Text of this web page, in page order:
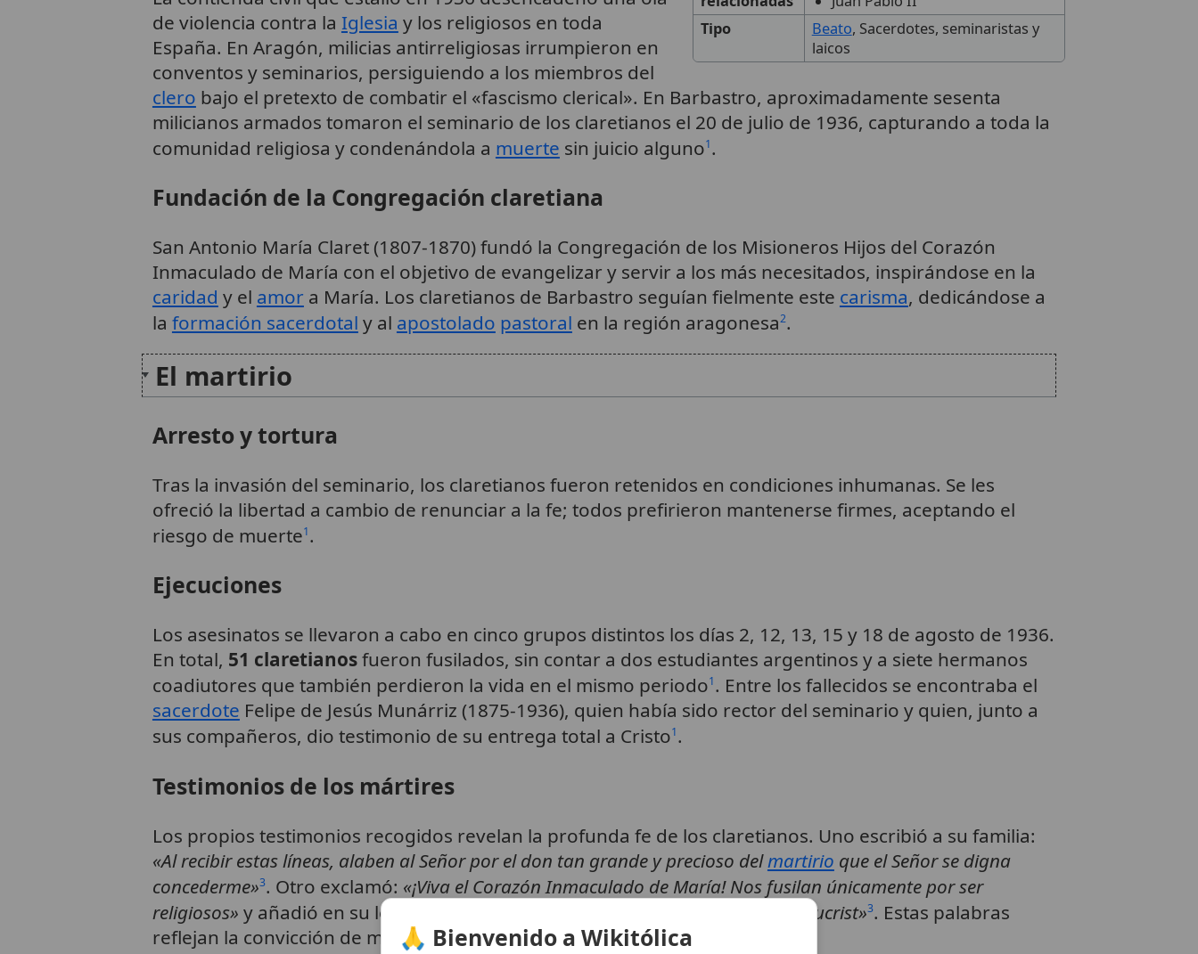
Tipo
Beato, Sacerdotes, seminaristas y
laicos
de violencia contra la Iglesia y los religiosos en toda
España. En Aragón, milicias antirreligiosas irrumpieron en
conventos y seminarios, persiguiendo a los miembros del
clero bajo el pretexto de combatir el «fascismo clerical». En Barbastro, aproximadamente sesenta
milicianos armados tomaron el seminario de los claretianos el 20 de julio de 1936, capturando a toda la
comunidad religiosa y condenándola a muerte sin juicio alguno1.
Fundación de la Congregación claretiana
San Antonio María Claret (1807-1870) fundó la Congregación de los Misioneros Hijos del Corazón
Inmaculado de María con el objetivo de evangelizar y servir a los más necesitados, inspirándose en la
caridad y el amora María. Los claretianos de Barbastro seguían fielmente este carisma, dedicándose a
la formación sacerdotal y al apostolado pastoral en la región aragonesa2.
El martirio
Arresto y tortura
Tras la invasión del seminario, los claretianos fueron retenidos en condiciones inhumanas. Se les
ofreció la libertad a cambio de renunciar a la fe; todos prefirieron mantenerse firmes, aceptando el
riesgo de muerte1.
Ejecuciones
Los asesinatos se llevaron a cabo en cinco grupos distintos los días 2, 12, 13, 15 y 18 de agosto de 1936.
En total, 51 claretianosfueron fusilados, sin contar a dos estudiantes argentinos y a siete hermanos
coadiutores que también perdieron la vida en el mismo periodo1. Entre los fallecidos se encontraba el
sacerdote Felipe de Jesús Munárriz (1875-1936), quien había sido rector del seminario y quien, junto a
sus compañeros, dio testimonio de su entrega total a Cristo1.
Testimonios de los mártires
Los propios testimonios recogidos revelan la profunda fe de los claretianos. Uno escribió a su familia:
«Al recibir estas líneas, alaben al Señor por el don tan grande y precioso delmartirio que el Señor se digna
concederme»3. Otro exclamó: «¡Viva el Corazón Inmaculado de María! Nos fusilan únicamente por ser
religiosos» y añadió en su lengua materna: «No ploreu per mi. Soc màrtir de Jesucrist»3. Estas palabras
reflejan la convicción de morir por la fe y elamor a María.
🙏 Bienvenido a Wikitólica